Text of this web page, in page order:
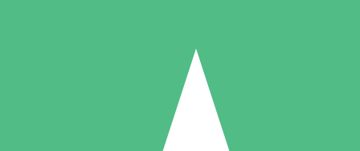
Packs de Crédits Individuels
à l'utilisation avec des crédits de téléchargement. Sans engagement